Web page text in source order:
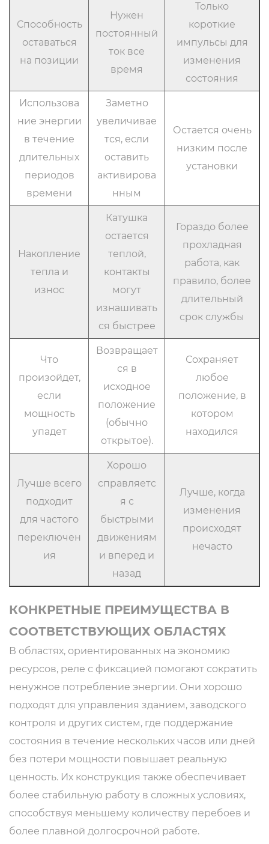
Способность
оставаться
на позиции
Нужен
постоянный
ток все
время
Только
короткие
импульсы для
изменения
состояния
Использова
ние энергии
в течение
длительных
периодов
времени
Заметно
увеличивае
тся, если
оставить
активирова
нным
Остается очень
низким после
установки
Накопление
тепла и
износ
Катушка
остается
теплой,
контакты
могут
изнашивать
ся быстрее
Гораздо более
прохладная
работа, как
правило, более
длительный
срок службы
Что
произойдет,
если
мощность
упадет
Возвращает
ся в
исходное
положение
(обычно
открытое).
Сохраняет
любое
положение, в
котором
находился
Лучше всего
подходит
для частого
переключен
ия
Хорошо
справляетс
я с
быстрыми
движениям
и вперед и
назад
Лучше, когда
изменения
происходят
нечасто
КОНКРЕТНЫЕ ПРЕИМУЩЕСТВА В
СООТВЕТСТВУЮЩИХ ОБЛАСТЯХ
В областях, ориентированных на экономию
ресурсов, реле с фиксацией помогают сократить
ненужное потребление энергии. Они хорошо
подходят для управления зданием, заводского
контроля и других систем, где поддержание
состояния в течение нескольких часов или дней
без потери мощности повышает реальную
ценность. Их конструкция также обеспечивает
более стабильную работу в сложных условиях,
способствуя меньшему количеству перебоев и
более плавной долгосрочной работе.